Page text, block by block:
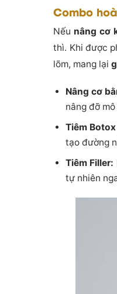
Combo
Nếu nâng cơ
thì. Khi được
lõm, mang lại
Nâng cơ
nâng đỡ
Tiêm
tạo đường
Tiêm Filler:
tự nhiên